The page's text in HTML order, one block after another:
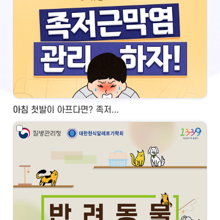
아침 첫발이 아프다면? 족저...